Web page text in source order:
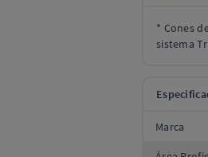
* Cones
sistema
Marca